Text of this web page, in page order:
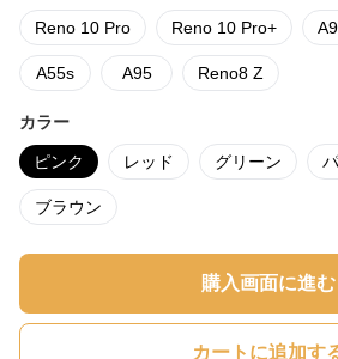
Reno 10 Pro Reno 10 Pro+
A55s A95 Reno8 Z
カラー
ピンク レッド グリーン
ブラウン
購入画面に進む
カートに追加す